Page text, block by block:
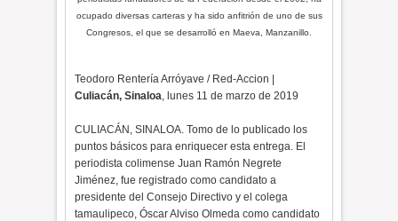
ocupado diversas carteras y ha sido anfitrión de uno de sus
Congresos, el que se desarrolló en Maeva, Manzanillo.
Teodoro Rentería Arróyave / Red-Accion |
Culiacán, Sinaloa, lunes 11 de marzo de 2019
CULIACÁN, SINALOA. Tomo de lo publicado los
puntos básicos para enriquecer esta entrega. El
periodista colimense Juan Ramón Negrete
Jiménez, fue registrado como candidato a
presidente del Consejo Directivo y el colega
tamaulipeco, Óscar Alviso Olmeda como candidato